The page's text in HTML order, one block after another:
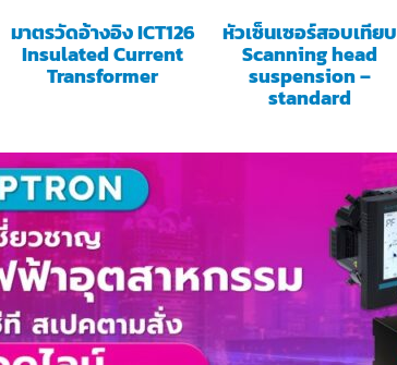
มาตรวัดอ้างอิง ICT126
Insulated Current
Transformer
หัวเซ็นเซอร์สอบเทียบ
Scanning head
suspension –
standard